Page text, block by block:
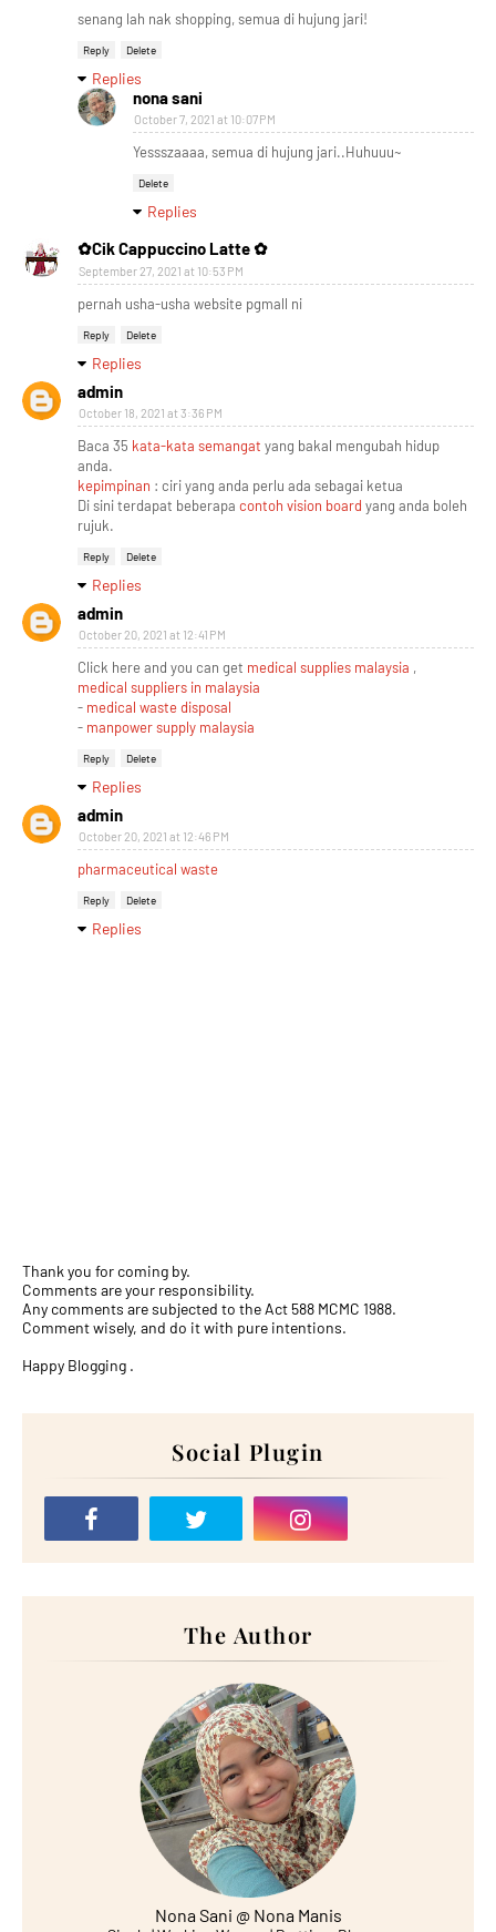
senang lah nak shopping, semua di hujung jari!
Reply Delete
Replies
nona sani
October 7, 2021 at 10:07 PM
Yessszaaaa, semua di hujung jari..Huhuuu~
Delete
Replies
✿Cik Cappuccino Latte ✿
September 27, 2021 at 10:53 PM
pernah usha-usha website pgmall ni
Reply Delete
Replies
admin
October 18, 2021 at 3:36 PM
Baca 35 kata-kata semangat yang bakal mengubah hidup
anda.
kepimpinan : ciri yang anda perlu ada sebagai ketua
Di sini terdapat beberapa contoh vision board yang anda boleh
rujuk.
Reply Delete
Replies
admin
October 20, 2021 at 12:41 PM
Click here and you can get medical supplies malaysia ,
medical suppliers in malaysia
- medical waste disposal
- manpower supply malaysia
Reply Delete
Replies
admin
October 20, 2021 at 12:46 PM
pharmaceutical waste
Reply Delete
Replies
Thank you for coming by.
Comments are your responsibility.
Any comments are subjected to the Act 588 MCMC 1988.
Comment wisely, and do it with pure intentions.
Happy Blogging .
Social Plugin
The Author
Nona Sani @ Nona Manis